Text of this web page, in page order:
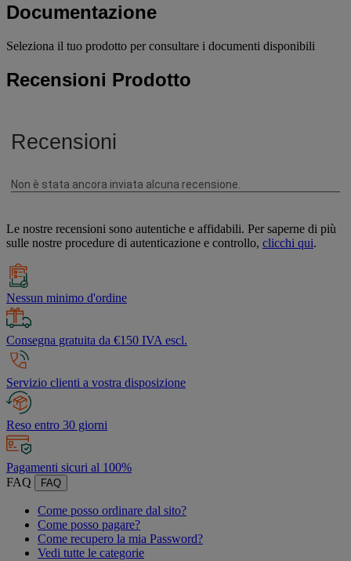
Documentazione
Seleziona il tuo prodotto per consultare i documenti disponibili
Recensioni Prodotto
Le nostre recensioni sono autentiche e affidabili. Per saperne di più
sulle nostre procedure di autenticazione e controllo, clicchi qui.
Nessun minimo d'ordine
Consegna gratuita da €150 IVA escl.
Servizio clienti a vostra disposizione
Reso entro 30 giorni
Pagamenti sicuri al 100%
FAQ
FAQ
Come posso ordinare dal sito?
Come posso pagare?
Come recupero la mia Password?
Vedi tutte le categorie